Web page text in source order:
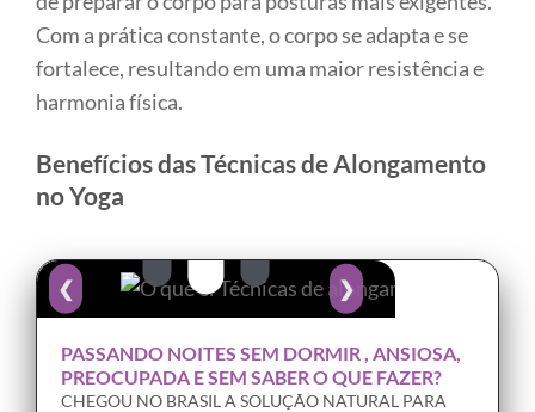
Com a prática constante, o corpo se adapta e se
fortalece, resultando em uma maior resistência e
harmonia física.
Benefícios das Técnicas de Alongamento
no Yoga
❮ ❯
PASSANDO NOITES SEM DORMIR , ANSIOSA,
PREOCUPADA E SEM SABER O QUE FAZER?
CHEGOU NO BRASIL A SOLUÇÃO NATURAL PARA